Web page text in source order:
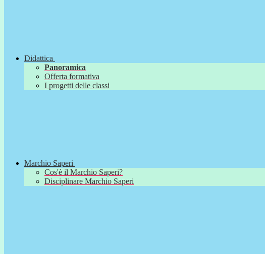
Didattica
Panoramica
Offerta formativa
I progetti delle classi
Marchio Saperi
Cos'è il Marchio Saperi?
Disciplinare Marchio Saperi